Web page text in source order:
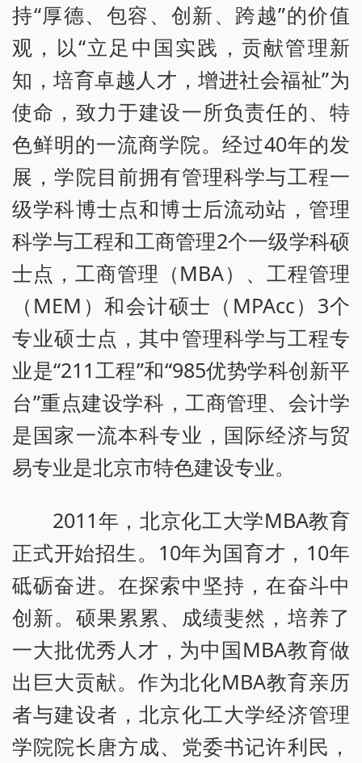
持“厚德、包容、创新、跨越”的价值
观，以“立足中国实践，贡献管理新
知，培育卓越人才，增进社会福祉”为
使命，致力于建设一所负责任的、特
色鲜明的一流商学院。经过40年的发
展，学院目前拥有管理科学与工程一
级学科博士点和博士后流动站，管理
科学与工程和工商管理2个一级学科硕
士点，工商管理（MBA）、工程管理
（MEM）和会计硕士（MPAcc）3个
专业硕士点，其中管理科学与工程专
业是“211工程”和“985优势学科创新平
台”重点建设学科，工商管理、会计学
是国家一流本科专业，国际经济与贸
易专业是北京市特色建设专业。
2011年，北京化工大学MBA教育
正式开始招生。10年为国育才，10年
砥砺奋进。在探索中坚持，在奋斗中
创新。硕果累累、成绩斐然，培养了
一大批优秀人才，为中国MBA教育做
出巨大贡献。作为北化MBA教育亲历
者与建设者，北京化工大学经济管理
学院院长唐方成、党委书记许利民，